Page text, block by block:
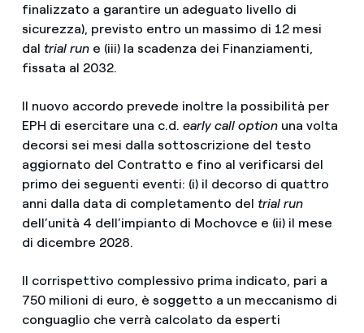
finalizzato a garantire un adeguato livello di
sicurezza), previsto entro un massimo di 12 mesi
dal trial rune (iii) la scadenza dei Finanziamenti,
fissata al 2032.
Il nuovo accordo prevede inoltre la possibilità per
EPH di esercitare una c.d. early call optionuna volta
decorsi sei mesi dalla sottoscrizione del testo
aggiornato del Contratto e fino al verificarsi del
primo dei seguenti eventi: (i) il decorso di quattro
anni dalla data di completamento del trial run
dell’unità 4 dell’impianto di Mochovce e (ii) il mese
di dicembre 2028.
Il corrispettivo complessivo prima indicato, pari a
750 milioni di euro, è soggetto a un meccanismo di
conguaglio che verrà calcolato da esperti